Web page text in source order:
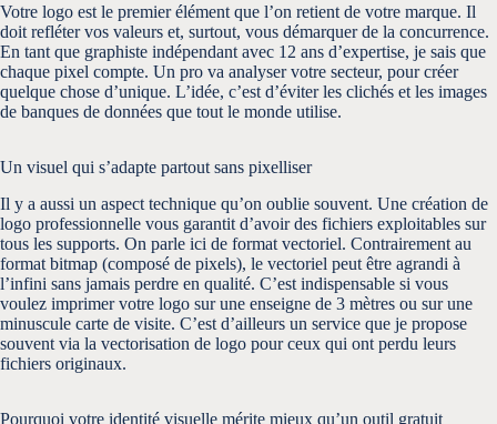
Votre logo est le premier élément que l’on retient de votre marque. Il
doit refléter vos valeurs et, surtout, vous démarquer de la concurrence.
En tant que graphiste indépendant avec 12 ans d’expertise, je sais que
chaque pixel compte. Un pro va analyser votre secteur, pour créer
quelque chose d’unique. L’idée, c’est d’éviter les clichés et les images
de banques de données que tout le monde utilise.
Un visuel qui s’adapte partout sans pixelliser
Il y a aussi un aspect technique qu’on oublie souvent. Une création de
logo professionnelle vous garantit d’avoir des fichiers exploitables sur
tous les supports. On parle ici de format vectoriel. Contrairement au
format bitmap (composé de pixels), le vectoriel peut être agrandi à
l’infini sans jamais perdre en qualité. C’est indispensable si vous
voulez imprimer votre logo sur une enseigne de 3 mètres ou sur une
minuscule carte de visite. C’est d’ailleurs un service que je propose
souvent via la vectorisation de logo pour ceux qui ont perdu leurs
fichiers originaux.
Pourquoi votre identité visuelle mérite mieux qu’un outil gratuit